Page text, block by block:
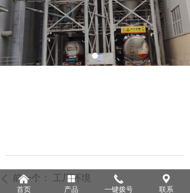
ꄴ 前一个： 工厂环境
낀
首页
넒
产品
끅
一键拨号
끇
联系